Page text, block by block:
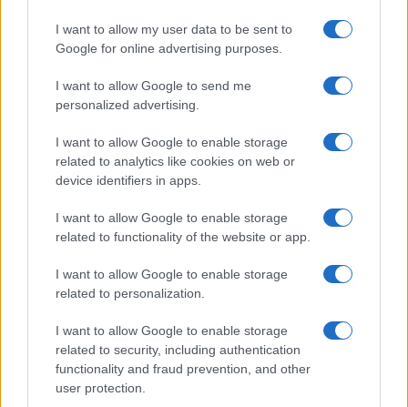
I want to allow my user data to be sent to
Google for online advertising purposes.
I want to allow Google to send me
personalized advertising.
I want to allow Google to enable storage
related to analytics like cookies on web or
device identifiers in apps.
I want to allow Google to enable storage
related to functionality of the website or app.
I want to allow Google to enable storage
related to personalization.
I want to allow Google to enable storage
related to security, including authentication
functionality and fraud prevention, and other
user protection.
ROMA “My Car – No Cost”:
autoriciclaggio
Dietro il sogno della "My Car - No Cost" evasione
fiscale, truffa e autoriciclaggio. Nei guai
Leggi l’articolo →